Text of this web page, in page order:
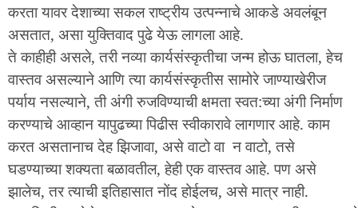
करता यावर देशाच्या सकल राष्ट्रीय उत्पन्नाचे आकडे अवलंबून
असतात, असा युक्तिवाद पुढे येऊ लागला आहे.
ते काहीही असले, तरी नव्या कार्यसंस्कृतीचा जन्म होऊ घातला, हेच
वास्तव असल्याने आणि त्या कार्यसंस्कृतीस सामोरे जाण्याखेरीज
पर्याय नसल्याने, ती अंगी रुजविण्याची क्षमता स्वत:च्या अंगी निर्माण
करण्याचे आव्हान यापुढच्या पिढीस स्वीकारावे लागणार आहे. काम
करत असतानाच देह झिजावा, असे वाटो वा न वाटो, तसे
घडण्याच्या शक्यता बळावतील, हेही एक वास्तव आहे. पण असे
झालेच, तर त्याची इतिहासात नोंद होईलच, असे मात्र नाही.